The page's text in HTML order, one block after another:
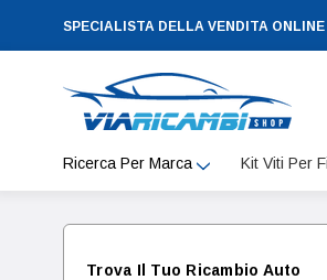
SPECIALISTA DELLA VENDITA
Ricerca Per Marca Kit Viti Per
Trova Il Tuo Ricambio Auto